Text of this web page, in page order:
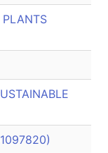
PLANTS